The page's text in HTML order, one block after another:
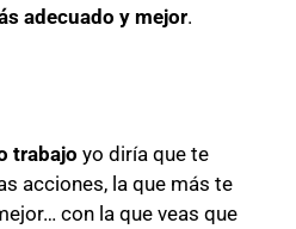
adecuado y mejor.
trabajo yo diría que te
acciones, la que más te
con la que veas que